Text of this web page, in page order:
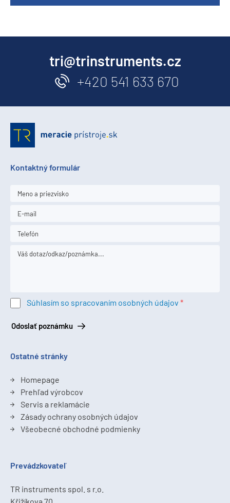
tri@trinstruments.cz
+420 541 633 670
Kontaktný formulár
Súhlasím so spracovaním osobných údajov
Odoslať poznámku
Ostatné stránky
Homepage
Prehľad výrobcov
Servis a reklamácie
Zásady ochrany osobných údajov
Všeobecné obchodné podmienky
Prevádzkovateľ
TR instruments spol. s r.o.